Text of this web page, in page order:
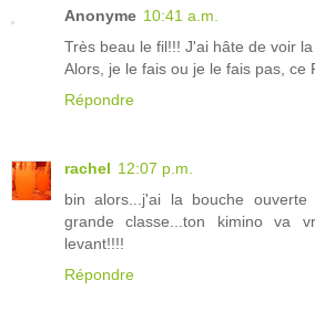
Anonyme 10:41 a.m.
Très beau le fil!!! J'ai hâte de voir
Alors, je le fais ou je le fais pas, ce
Répondre
rachel 12:07 p.m.
bin alors...j'ai la bouche
grande classe...ton kimino va
levant!!!!
Répondre